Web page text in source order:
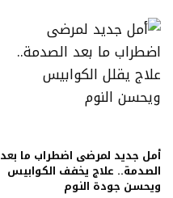
أمل جديد لمرضى اضطراب ما بعد
الصدمة.. علاج يخفف الكوابيس
ويحسن جودة النوم